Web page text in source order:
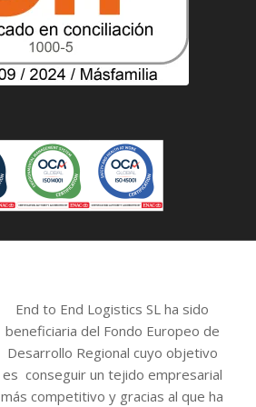
End to End Logistics SL ha sido
beneficiaria del Fondo Europeo de
Desarrollo Regional cuyo objetivo
es conseguir un tejido empresarial
más competitivo y gracias al que ha